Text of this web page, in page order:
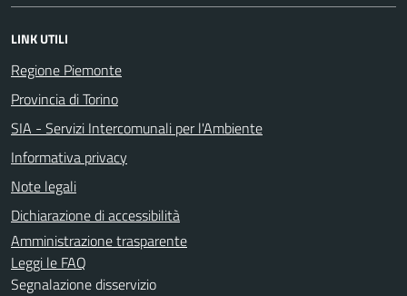
LINK UTILI
Regione Piemonte
Provincia di Torino
SIA - Servizi Intercomunali per l'Ambiente
Informativa privacy
Note legali
Dichiarazione di accessibilità
Amministrazione trasparente
Leggi le FAQ
Segnalazione disservizio